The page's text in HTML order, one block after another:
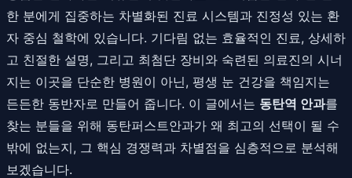
한 분에게 집중하는 차별화된 진료 시스템과 진정성 있는 환
자 중심 철학에 있습니다. 기다림 없는 효율적인 진료, 상세하
고 친절한 설명, 그리고 최첨단 장비와 숙련된 의료진의 시너
지는 이곳을 단순한 병원이 아닌, 평생 눈 건강을 책임지는
든든한 동반자로 만들어 줍니다. 이 글에서는 동탄역 안과를
찾는 분들을 위해 동탄퍼스트안과가 왜 최고의 선택이 될 수
밖에 없는지, 그 핵심 경쟁력과 차별점을 심층적으로 분석해
보겠습니다.